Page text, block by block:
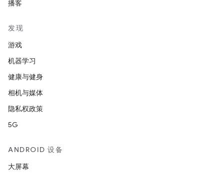
播客
发现
游戏
机器学习
健康与健身
相机与媒体
隐私权政策
5G
ANDROID 设备
大屏幕